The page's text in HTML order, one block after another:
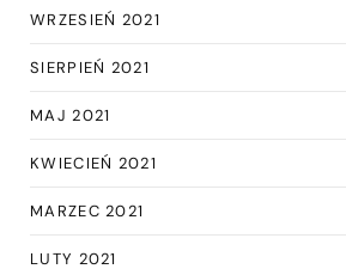
WRZESIEŃ 2021
SIERPIEŃ 2021
MAJ 2021
KWIECIEŃ 2021
MARZEC 2021
LUTY 2021